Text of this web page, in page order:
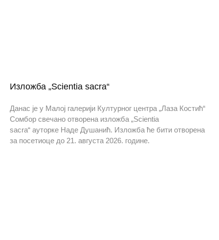
Изложба „Scientia sacra“
Данас је у Малој галерији Културног центра „Лаза Костић“
Сомбор свечано отворена изложба „Scientia
sacra“ ауторке Наде Душанић. Изложба ће бити отворена
за посетиоце до 21. августа 2026. године.